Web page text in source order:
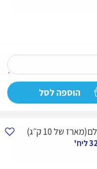
הוספה לסל
של 10 ק״ג)
ליח'